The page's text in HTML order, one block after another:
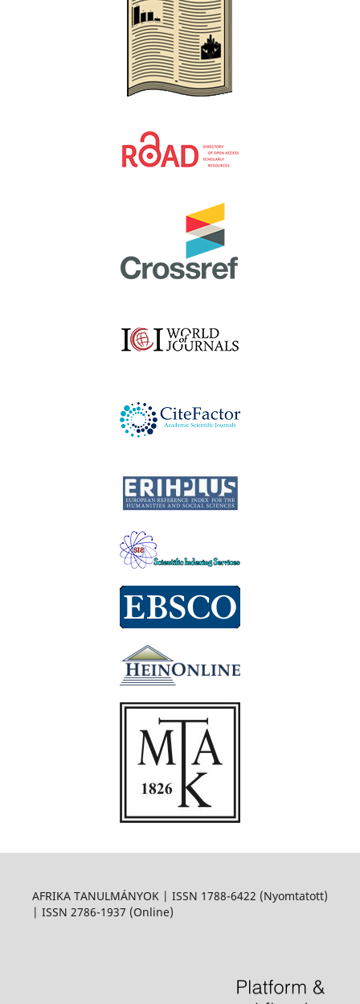
AFRIKA TANULMÁNYOK | ISSN 1788-6422 (Nyomtatott)
| ISSN 2786-1937 (Online)